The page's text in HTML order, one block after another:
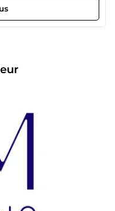
: • Gestion
Mise en forme et
: • un ton
communication
à cadrer, organiser et
les
avez besoin d’un
pour vos tâches
ou vos échanges
— votre soutien